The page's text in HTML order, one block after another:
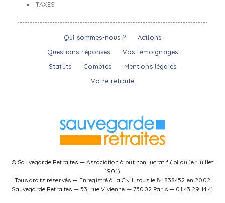
TAXES
Qui sommes-nous ?
Actions
Questions-réponses
Vos témoignages
Statuts
Comptes
Mentions légales
Votre retraite
© Sauvegarde Retraites — Association à but non lucratif (loi du 1er juillet
1901)
Tous droits réservés — Enregistré à la CNIL sous le № 838452 en 2002
Sauvegarde Retraites — 53, rue Vivienne — 75002 Paris — 01 43 29 14 41